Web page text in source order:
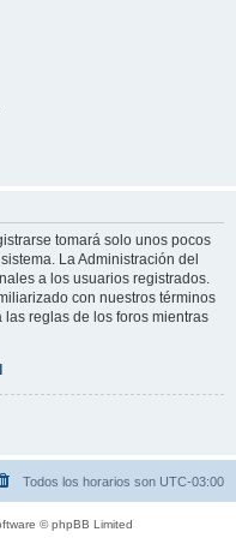
tomará solo unos pocos
La Administración del
a los usuarios registrados.
con nuestros términos
reglas de los foros mientras
Todos los horarios son UTC-03:00
© phpBB Limited